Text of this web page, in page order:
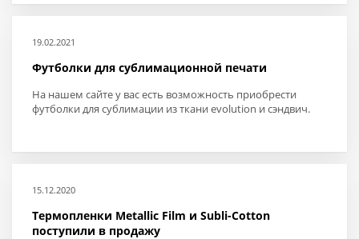
19.02.2021
Футболки для сублимационной печати
На нашем сайте у вас есть возможность приобрести
футболки для сублимации из ткани evolution и сэндвич.
15.12.2020
Термопленки Metallic Film и Subli-Cotton
поступили в продажу